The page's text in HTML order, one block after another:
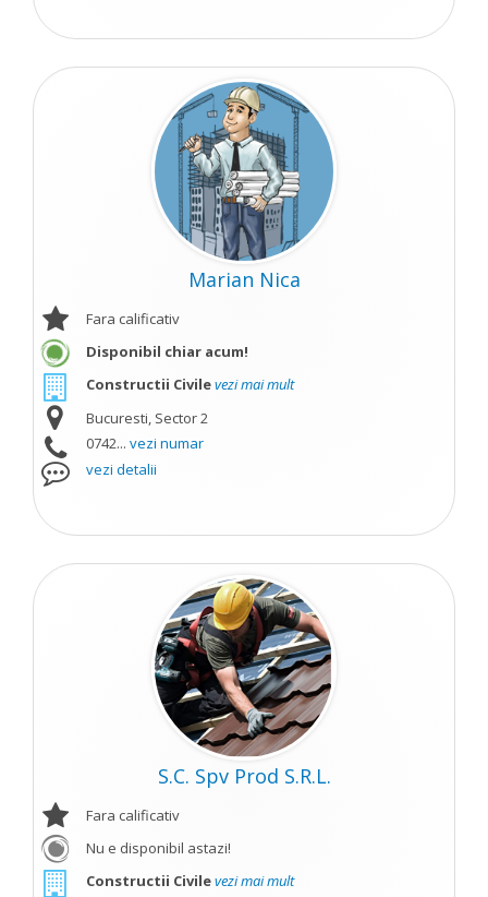
Marian Nica
Fara calificativ
Disponibil chiar acum!
Constructii Civilevezi mai mult
Bucuresti, Sector 2
0742... vezi numar
vezi detalii
S.C. Spv Prod S.R.L.
Fara calificativ
Nu e disponibil astazi!
Constructii Civilevezi mai mult